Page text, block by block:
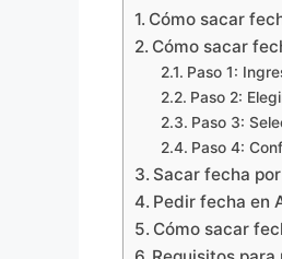
Cómo sacar
Cómo sacar
Paso 1:
Paso 2:
Paso 3:
Paso 4:
Sacar fecha
Pedir fecha en
Cómo sacar